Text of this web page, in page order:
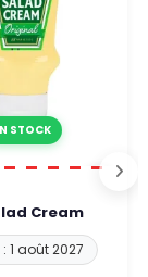
STOCK
Cream
: 1 août 2027